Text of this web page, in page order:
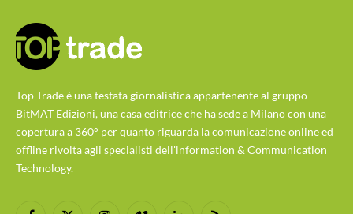
Top Trade è una testata giornalistica appartenente al gruppo
BitMAT Edizioni, una casa editrice che ha sede a Milano con una
copertura a 360° per quanto riguarda la comunicazione online ed
offline rivolta agli specialisti dell'lnformation & Communication
Technology.